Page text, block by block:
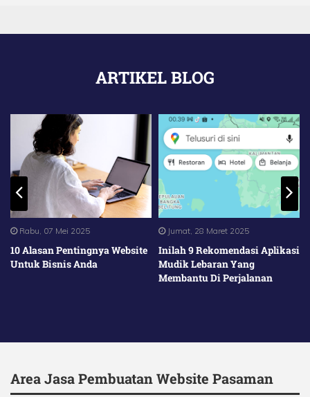
ARTIKEL BLOG
Rabu, 07 Mei 2025
10 Alasan Pentingnya Website
Untuk Bisnis Anda
Jumat, 28 Maret 2025
Inilah 9 Rekomendasi Aplikasi
Mudik Lebaran Yang
Membantu Di Perjalanan
Area Jasa Pembuatan Website Pasaman